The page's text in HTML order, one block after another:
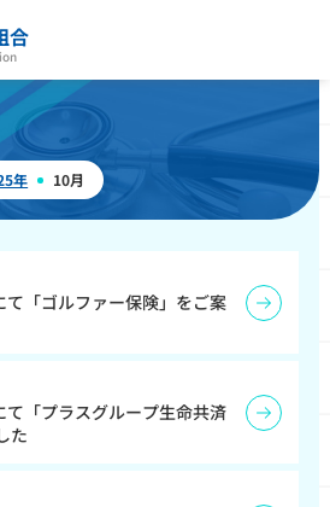
合
年 10月
て「ゴルファー保険」をご案
て「プラスグループ生命共済
た